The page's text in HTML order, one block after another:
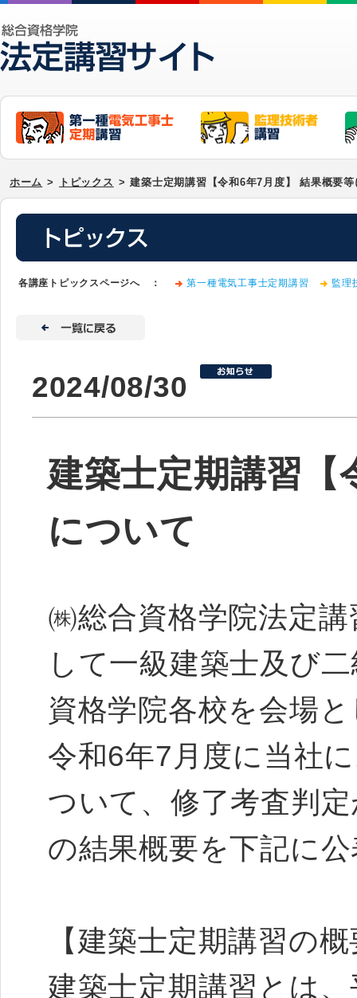
ホーム > トピックス > 建築士定期講習【令和6年7月度】 結果概要
各講座トピックスページへ ： 第一種電気工事士定期講習 監理
2024/08/30
建築士定期講習【
について
㈱総合資格学院法定
して一級建築士及び
資格学院各校を会場
令和6年7月度に当社
ついて、修了考査判
の結果概要を下記に
【建築士定期講習の
建築士定期講習とは